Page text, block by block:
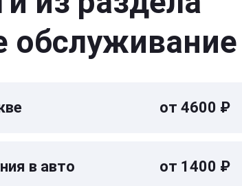
обслуживание
от 4600 ₽
в авто от 1400 ₽